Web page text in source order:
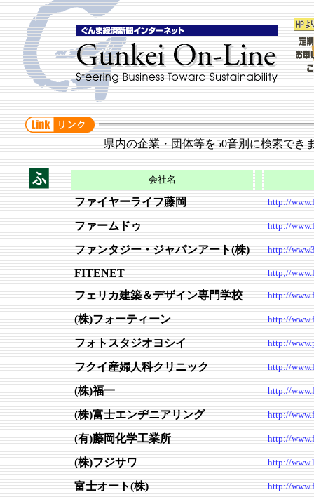
県内の企業・団体等を50音別に検索でき
会社名
ファイヤーライフ藤岡 http://
ファームドゥ http://
ファンタジー・ジャパンアート(株) http://
FITENET http;//
フェリカ建築＆デザイン専門学校 http://
(株)フォーティーン http://
フォトスタジオヨシイ http://
フクイ産婦人科クリニック http://
(株)福一 http://
(株)富士エンヂニアリング http://
(有)藤岡化学工業所 http://
(株)フジサワ http://
富士オート(株) http://